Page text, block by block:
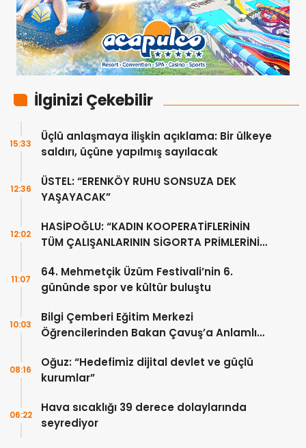
İlginizi Çekebilir
Üçlü anlaşmaya ilişkin açıklama: Bir ülkeye
saldırı, üçüne yapılmış sayılacak
15:33
ÜSTEL: “ERENKÖY RUHU SONSUZA DEK
YAŞAYACAK”
12:36
HASİPOĞLU: “KADIN KOOPERATİFLERİNİN
TÜM ÇALIŞANLARININ SİGORTA PRİMLERİNİ
12:02
64. Mehmetçik Üzüm Festivali’nin 6.
gününde spor ve kültür buluştu
11:07
Bilgi Çemberi Eğitim Merkezi
Öğrencilerinden Bakan Çavuş’a Anlamlı
10:03
Oğuz: “Hedefimiz dijital devlet ve güçlü
kurumlar”
08:16
Hava sıcaklığı 39 derece dolaylarında
seyrediyor
06:22